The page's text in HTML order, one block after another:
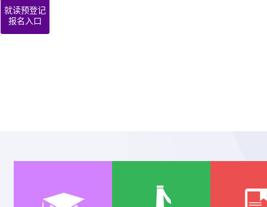
就读预登记
报名入口